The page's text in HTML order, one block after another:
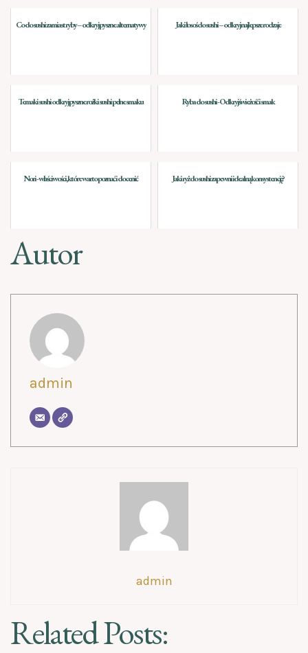
Co do sushi zamiast ryby – odkryj pyszne alternatywy Jaki łosoś do sushi – odkryj najlepsze rodzaje
Temaki sushi odkryj pyszne rożki sushi pełne smaku Ryba do sushi - Odkryj świeżość i smak
Nori - właściwości, które warto poznać i docenić Jaki ryż do sushi zapewni idealną konsystencję?
Autor
admin
admin
Related Posts: